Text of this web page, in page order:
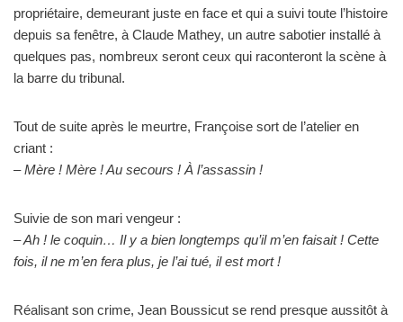
propriétaire, demeurant juste en face et qui a suivi toute l’histoire
depuis sa fenêtre, à Claude Mathey, un autre sabotier installé à
quelques pas, nombreux seront ceux qui raconteront la scène à
la barre du tribunal.
Tout de suite après le meurtre, Françoise sort de l’atelier en
criant :
– Mère ! Mère ! Au secours ! À l’assassin !
Suivie de son mari vengeur :
– Ah ! le coquin… Il y a bien longtemps qu’il m’en faisait ! Cette
fois, il ne m’en fera plus, je l’ai tué, il est mort !
Réalisant son crime, Jean Boussicut se rend presque aussitôt à